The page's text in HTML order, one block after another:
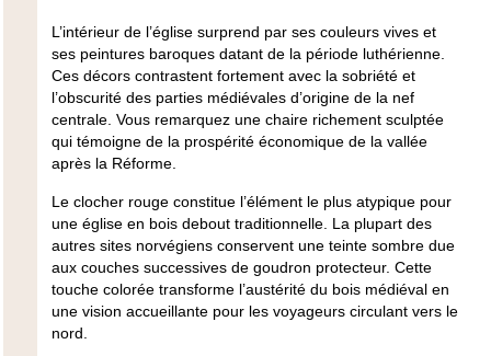
L’intérieur de l’église surprend par ses couleurs vives et
ses peintures baroques datant de la période luthérienne.
Ces décors contrastent fortement avec la sobriété et
l’obscurité des parties médiévales d’origine de la nef
centrale. Vous remarquez une chaire richement sculptée
qui témoigne de la prospérité économique de la vallée
après la Réforme.
Le clocher rouge constitue l’élément le plus atypique pour
une église en bois debout traditionnelle. La plupart des
autres sites norvégiens conservent une teinte sombre due
aux couches successives de goudron protecteur. Cette
touche colorée transforme l’austérité du bois médiéval en
une vision accueillante pour les voyageurs circulant vers le
nord.